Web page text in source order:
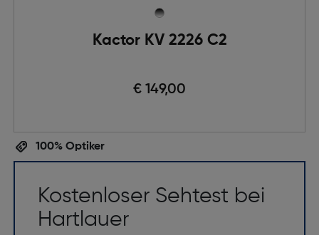
Kactor KV 2226 C2
€ 149,00
100% Optiker
Kostenloser Sehtest bei
Hartlauer